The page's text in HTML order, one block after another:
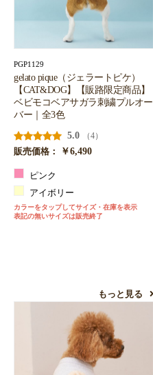
PGP1129
gelato pique（ジェラートピケ）
【CAT&DOG】【販路限定商品】
ベビモコベアサガラ刺繍プルオー
バー｜全3色
5.0
（4）
販売価格：
￥6,490
ピンク
アイボリー
カラーをタップしてサイズ・在庫を表示
表記の無いサイズは販売終了
もっと見る